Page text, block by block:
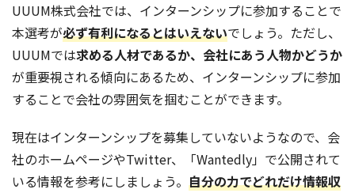
UUUM株式会社では、インターンシップに参加することで
本選考が必ず有利になるとはいえないでしょう。ただし、
UUUMでは求める人材であるか、会社にあう人物かどうか
が重要視される傾向にあるため、インターンシップに参加
することで会社の雰囲気を掴むことができます。
現在はインターンシップを募集していないようなので、会
社のホームページやTwitter、「Wantedly」で公開されて
いる情報を参考にしましょう。 自分の力でどれだけ情報収